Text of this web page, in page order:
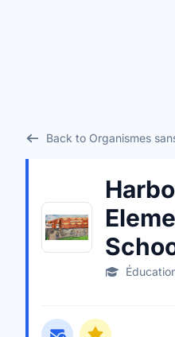
Back to Organismes